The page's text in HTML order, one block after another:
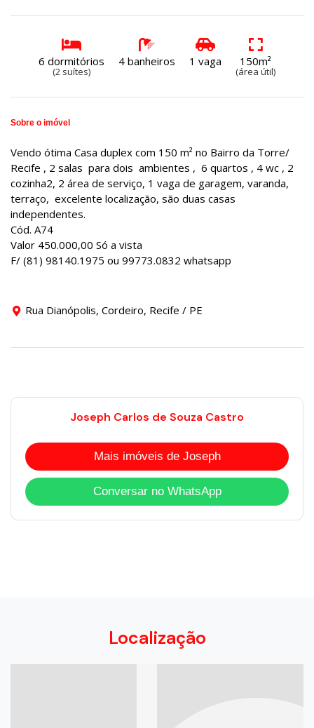
6 dormitórios
(2 suítes)
4 banheiros 1 vaga 150m²
(área útil)
Sobre o imóvel
Vendo ótima Casa duplex com 150 m² no Bairro da Torre/
Recife , 2 salas para dois ambientes , 6 quartos , 4 wc , 2
cozinha2, 2 área de serviço, 1 vaga de garagem, varanda,
terraço, excelente localização, são duas casas
independentes.
Cód. A74
Valor 450.000,00 Só a vista
F/ (81) 98140.1975 ou 99773.0832 whatsapp
Rua Dianópolis, Cordeiro, Recife / PE
Joseph Carlos de Souza Castro
Mais imóveis de Joseph
Conversar no WhatsApp
Localização